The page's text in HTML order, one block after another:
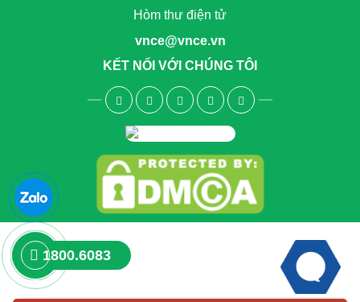
Hòm thư điện tử
vnce@vnce.vn
KẾT NỐI VỚI CHÚNG TÔI
1800.6083